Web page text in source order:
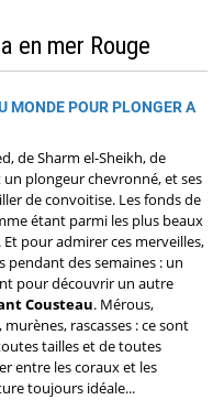
en mer Rouge
MONDE POUR PLONGER A
de Sharm el-Sheikh, de
plongeur chevronné, et ses
de convoitise. Les fonds de
étant parmi les plus beaux
pour admirer ces merveilles,
pendant des semaines : un
pour découvrir un autre
Cousteau. Mérous,
rascasses : ce sont
tailles et de toutes
entre les coraux et les
toujours idéale...